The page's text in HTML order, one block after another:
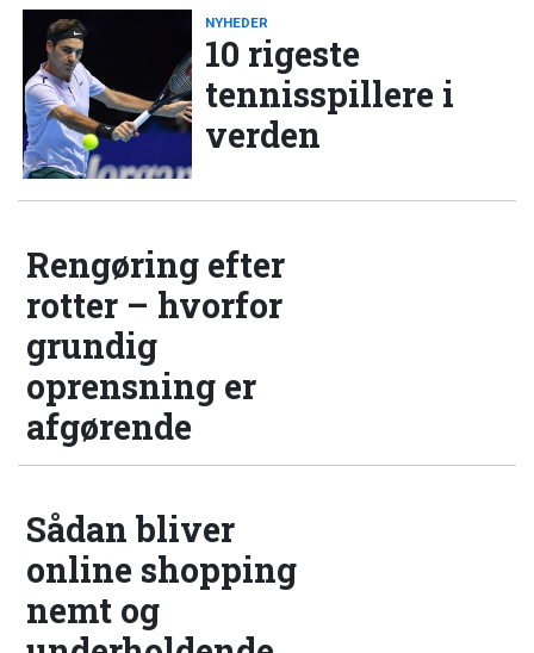
NYHEDER
10 rigeste
tennisspillere i
verden
Rengøring efter
rotter – hvorfor
grundig
oprensning er
afgørende
Sådan bliver
online shopping
nemt og